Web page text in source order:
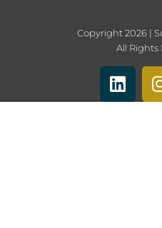
Copyright 2026 |
All Rights